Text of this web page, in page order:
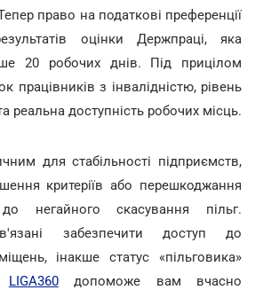
право на податкові преференції
оцінки Держпраці, яка
20 робочих днів. Під прицілом
працівників з інвалідністю, рівень
реальна доступність робочих місць.
для стабільності підприємств,
критеріїв або перешкоджання
негайного скасування пільг.
забезпечити доступ до
інакше статус «пільговика»
LIGA360допоможе вам вчасно